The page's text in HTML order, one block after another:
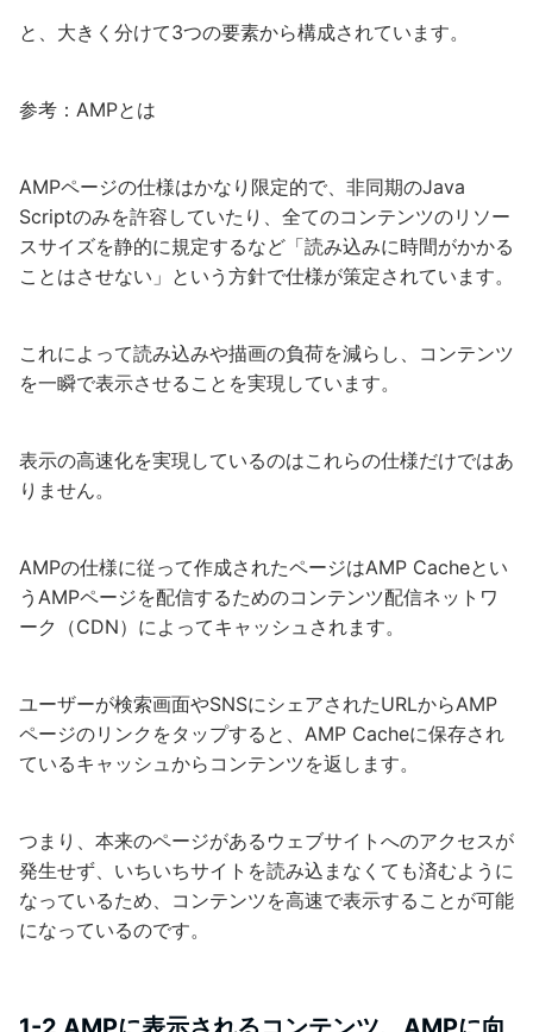
と、大きく分けて3つの要素から構成されています。
参考：AMPとは
AMPページの仕様はかなり限定的で、非同期のJava
Scriptのみを許容していたり、全てのコンテンツのリソー
スサイズを静的に規定するなど「読み込みに時間がかかる
ことはさせない」という方針で仕様が策定されています。
これによって読み込みや描画の負荷を減らし、コンテンツ
を一瞬で表示させることを実現しています。
表示の高速化を実現しているのはこれらの仕様だけではあ
りません。
AMPの仕様に従って作成されたページはAMP Cacheとい
うAMPページを配信するためのコンテンツ配信ネットワ
ーク（CDN）によってキャッシュされます。
ユーザーが検索画面やSNSにシェアされたURLからAMP
ページのリンクをタップすると、AMP Cacheに保存され
ているキャッシュからコンテンツを返します。
つまり、本来のページがあるウェブサイトへのアクセスが
発生せず、いちいちサイトを読み込まなくても済むように
なっているため、コンテンツを高速で表示することが可能
になっているのです。